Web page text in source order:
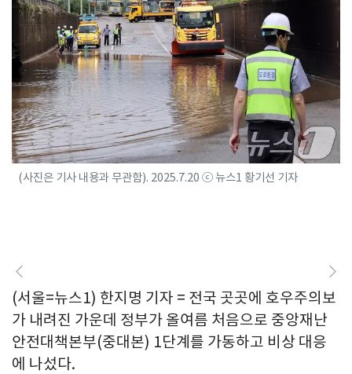
(사진은 기사 내용과 무관함). 2025.7.20 ⓒ 뉴스1 황기선 기자
(서울=뉴스1) 한지명 기자 = 전국 곳곳에 호우주의보
가 내려진 가운데 정부가 올여름 처음으로 중앙재난
안전대책본부(중대본) 1단계를 가동하고 비상 대응
에 나섰다.